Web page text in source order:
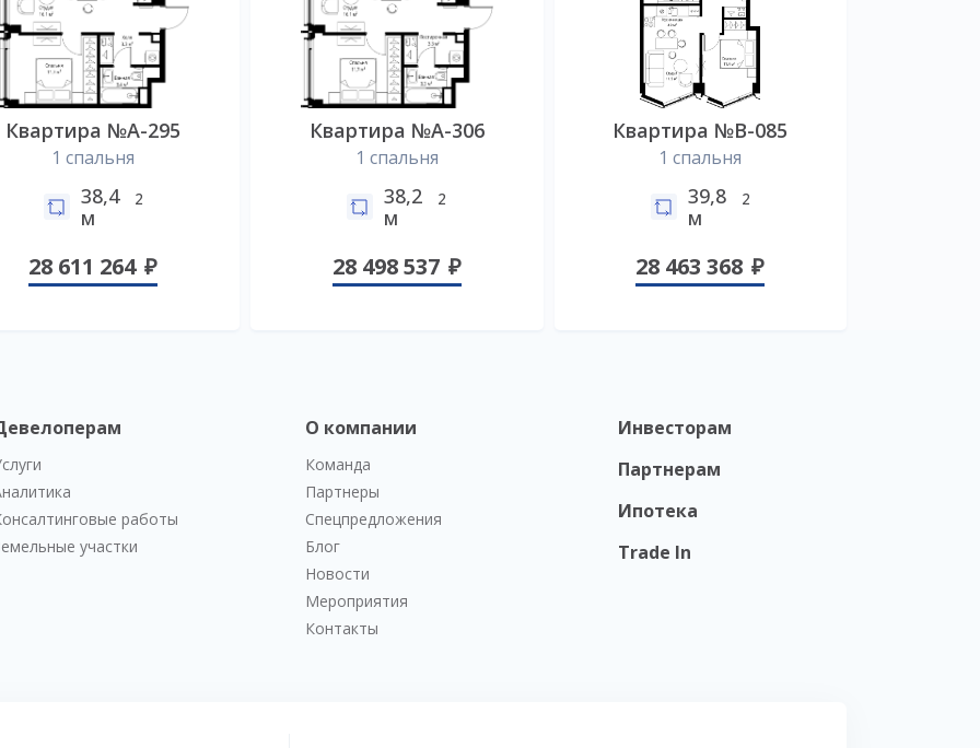
Квартира №А-295
1 спальня
38,4
м
2
28 611 264
Квартира №А-306
1 спальня
38,2
м
2
28 498 537
Квартира №B-085
1 спальня
39,8
м
2
28 463 368
работы
участки
О компании
Команда
Партнеры
Спецпредложения
Блог
Новости
Мероприятия
Контакты
Инвесторам
Партнерам
Ипотека
Trade In